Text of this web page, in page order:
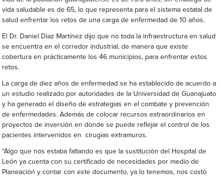
vida saludable es de 65, lo que representa para el sistema estatal de
salud enfrentar los retos de una carga de enfermedad de 10 años.
El Dr. Daniel Díaz Martínez dijo que no toda la infraestructura en salud
se encuentra en el corredor industrial, de manera que existe
cobertura en prácticamente los 46 municipios, para enfrentar estos
retos.
La carga de diez años de enfermedad se ha establecido de acuerdo a
un estudio realizado por autoridades de la Universidad de Guanajuato
y ha generado el diseño de estrategias en el combate y prevención
de enfermedades. Además de colocar recursos extraordinarios en
proyectos de inversión en donde se puede reflejar el control de los
pacientes intervenidos en cirugías extramuros.
“Algo que nos estaba faltando es que la sustitución del Hospital de
León ya cuenta con su certificado de necesidades por medio de
Planeación y contar con este documento, ya lo tenemos, nos costó